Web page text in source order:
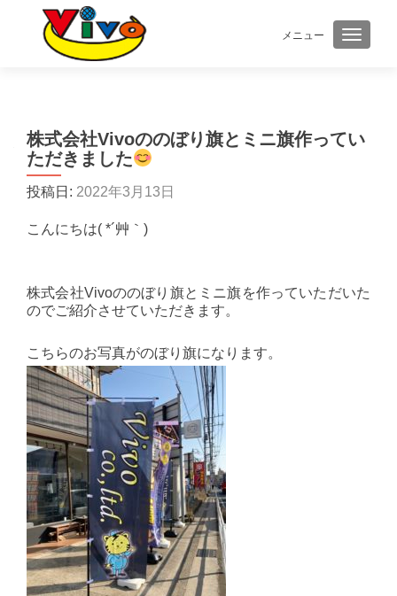
メニュー ナビゲ
株式会社Vivoののぼり旗とミニ旗作ってい
ただきました
投稿日: 2022年3月13日
こんにちは( *´艸｀)
株式会社Vivoののぼり旗とミニ旗を作っていただいた
のでご紹介させていただきます。
こちらのお写真がのぼり旗になります。